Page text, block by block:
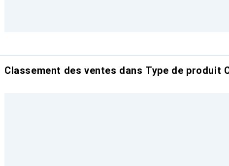
Classement des ventes dans Type de produit